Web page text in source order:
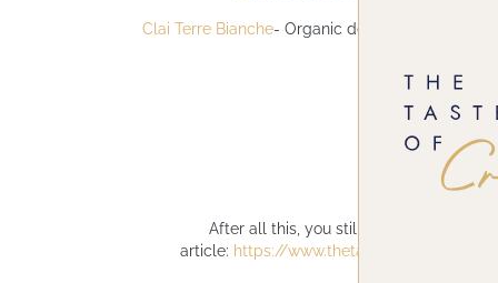
Clai Terre Bianche- Organic delicate blend from
SILVER
OL ISTRIA-
After all this, you still wanted what's
article: https://